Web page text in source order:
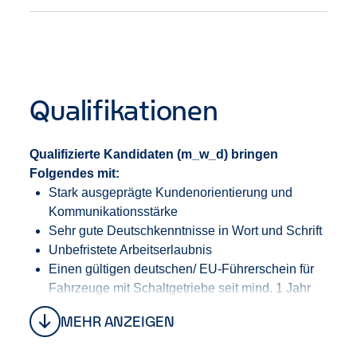
Aufgaben: Von der Bedarfsaufnahme und Betreuung
Qualifikationen
MEHR ANZEIGEN
Qualifizierte Kandidaten (m_w_d) bringen
Folgendes mit:
Stark ausgeprägte Kundenorientierung und
Kommunikationsstärke
Sehr gute Deutschkenntnisse in Wort und Schrift
Unbefristete Arbeitserlaubnis
Einen gültigen deutschen/ EU-Führerschein für
Fahrzeuge mit Schaltgetriebe seit mind. 1 Jahr
Maximal 3 Punkte im Fahreignungsregister
(FAER) in Flensburg sowie keine Drogen- oder